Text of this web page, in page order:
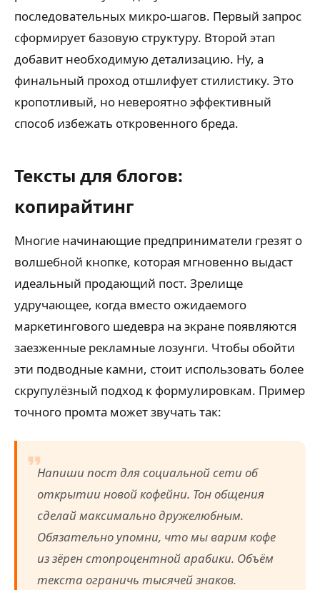
последовательных микро-шагов. Первый запрос
сформирует базовую структуру. Второй этап
добавит необходимую детализацию. Ну, а
финальный проход отшлифует стилистику. Это
кропотливый, но невероятно эффективный
способ избежать откровенного бреда.
Тексты для блогов:
копирайтинг
Многие начинающие предприниматели грезят о
волшебной кнопке, которая мгновенно выдаст
идеальный продающий пост. Зрелище
удручающее, когда вместо ожидаемого
маркетингового шедевра на экране появляются
заезженные рекламные лозунги. Чтобы обойти
эти подводные камни, стоит использовать более
скрупулёзный подход к формулировкам. Пример
точного промта может звучать так:
Напиши пост для социальной сети об
открытии новой кофейни. Тон общения
сделай максимально дружелюбным.
Обязательно упомни, что мы варим кофе
из зёрен стопроцентной арабики. Объём
текста ограничь тысячей знаков.